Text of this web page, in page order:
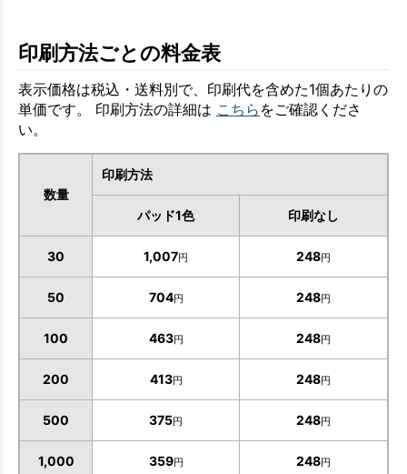
印刷方法ごとの料金表
表示価格は税込・送料別で、印刷代を含めた1個あたりの
単価です。 印刷方法の詳細は こちら をご確認くださ
い。
数量
印刷方法
パッド1色 印刷なし
30 1,007円 248円
50 704円 248円
100 463円 248円
200 413円 248円
500 375円 248円
1,000 359円 248円